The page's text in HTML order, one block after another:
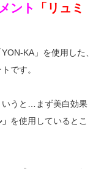
ント
「リュミ
」を使用した、
です。
いうと…まず美白効果
を使用しているとこ